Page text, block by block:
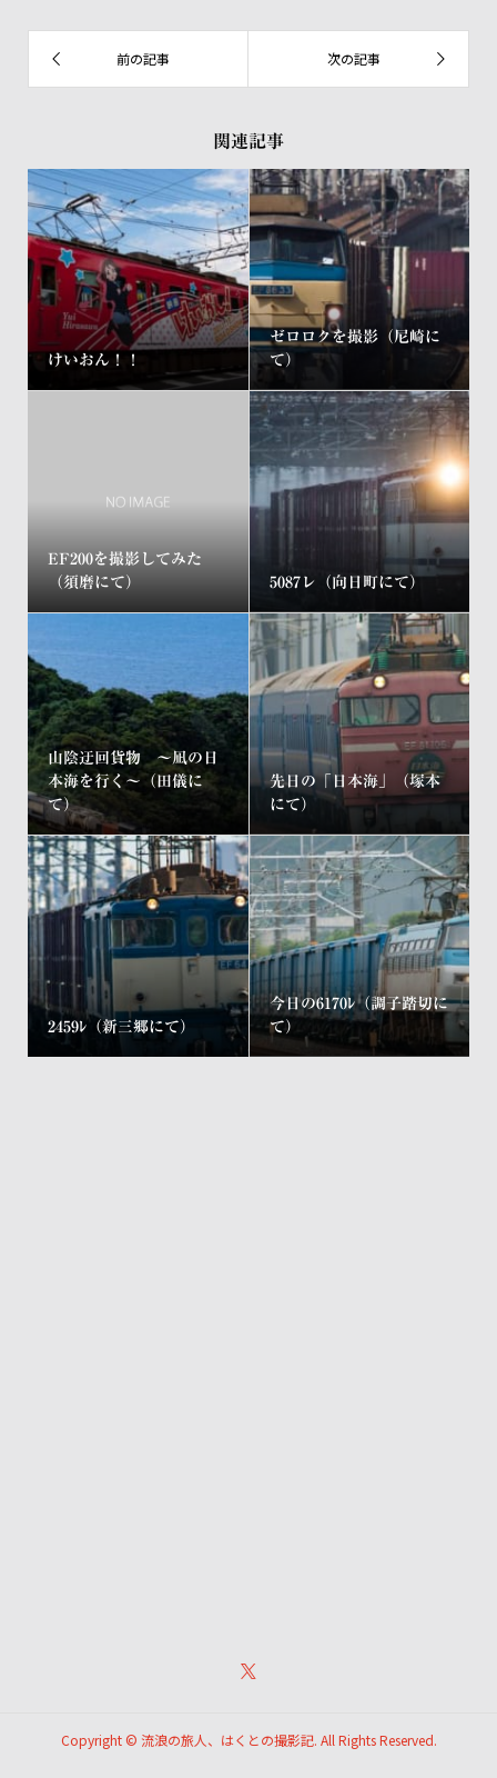
関連記事
けいおん！！
ゼロロクを撮影（尼崎に
て）
EF200を撮影してみた
（須磨にて）
5087レ（向日町にて）
山陰迂回貨物 ～凪の日
本海を行く～（田儀に
て）
先日の「日本海」（塚本
にて）
2459ﾚ（新三郷にて）
今日の6170ﾚ（調子踏切に
て）
Copyright © 流浪の旅人、はくとの撮影記. All Rights Reserved.